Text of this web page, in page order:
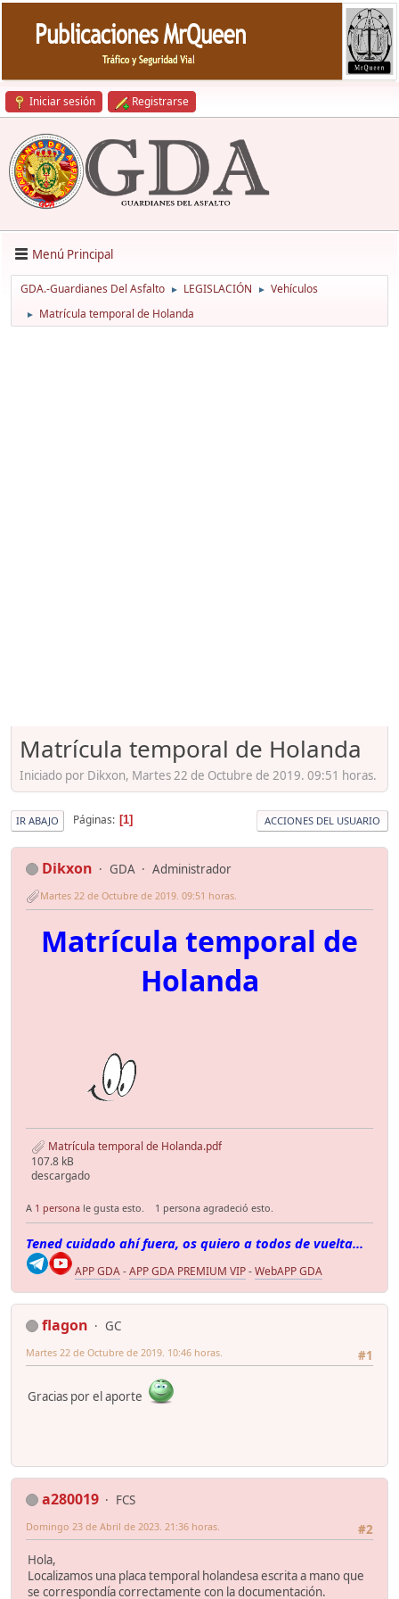
Iniciar sesión Registrarse
Menú Principal
GDA.-Guardianes Del Asfalto ► LEGISLACIÓN ► Vehículos
► Matrícula temporal de Holanda
Matrícula temporal de Holanda
Iniciado por Dikxon, Martes 22 de Octubre de 2019. 09:51 horas.
IR ABAJO Páginas 1 ACCIONES DEL USUARIO
Dikxon GDA Administrador
Martes 22 de Octubre de 2019. 09:51 horas.
Matrícula temporal de
Holanda
Matrícula temporal de Holanda.pdf
107.8 kB
descargado
A 1 persona le gusta esto. 1 persona agradeció esto.
Tened cuidado ahí fuera, os quiero a todos de vuelta...
APP GDA-APP GDA PREMIUM VIP-WebAPP GDA
flagon
GC
#1
Martes 22 de Octubre de 2019. 10:46 horas.
Gracias por el aporte
a280019
FCS
#2
Domingo 23 de Abril de 2023. 21:36 horas.
Hola,
Localizamos una placa temporal holandesa escrita a mano que
se correspondía correctamente con la documentación.